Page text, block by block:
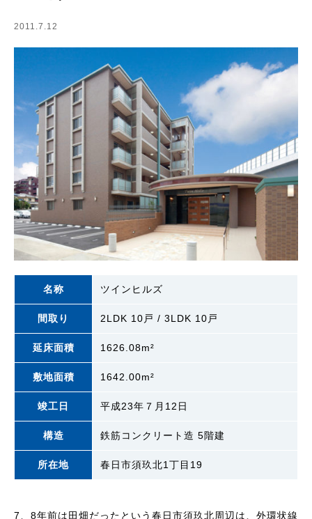
2011.7.12
名称 ツインヒルズ
間取り 2LDK 10戸 / 3LDK 10戸
延床面積 1626.08m²
敷地面積 1642.00m²
竣工日 平成23年７月12日
構造 鉄筋コンクリート造 5階建
所在地 春日市須玖北1丁目19
7、8年前は田畑だったという春日市須玖北周辺は、外環状線